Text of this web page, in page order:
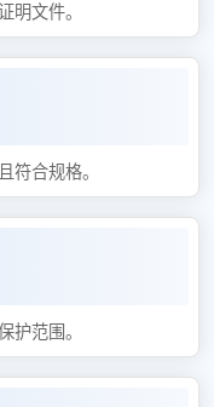
明文件。
符合规格。
护范围。